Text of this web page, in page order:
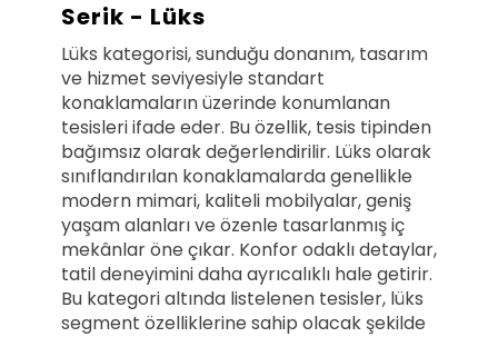
Serik - Lüks
Lüks kategorisi, sunduğu donanım, tasarım
ve hizmet seviyesiyle standart
konaklamaların üzerinde konumlanan
tesisleri ifade eder. Bu özellik, tesis tipinden
bağımsız olarak değerlendirilir. Lüks olarak
sınıflandırılan konaklamalarda genellikle
modern mimari, kaliteli mobilyalar, geniş
yaşam alanları ve özenle tasarlanmış iç
mekânlar öne çıkar. Konfor odaklı detaylar,
tatil deneyimini daha ayrıcalıklı hale getirir.
Bu kategori altında listelenen tesisler, lüks
segment özelliklerine sahip olacak şekilde